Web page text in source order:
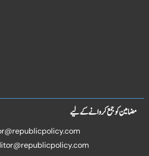
مضامین کو جمع کروانے کے لیے